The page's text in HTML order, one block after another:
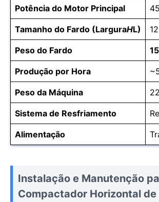
Potência do Motor Principal
Tamanho do Fardo (LarguraHL)
Peso do Fardo
Produção por Hora
Peso da Máquina
Sistema de Resfriamento
Alimentação
Instalação e Manutenção
Compactador Horizontal de